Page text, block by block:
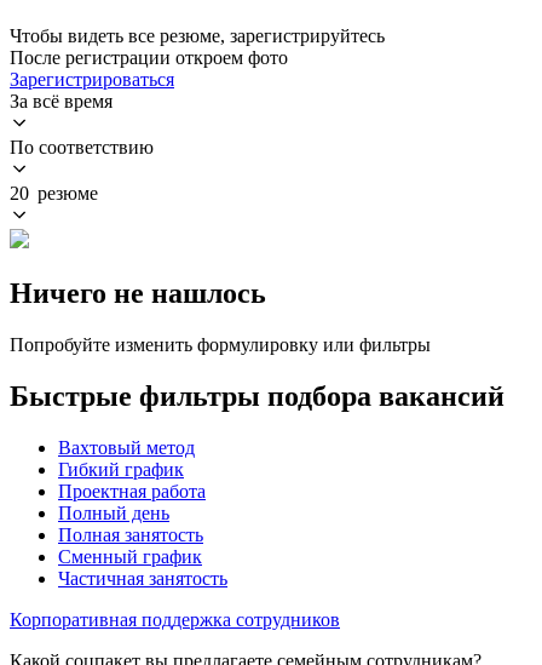
Чтобы видеть все резюме, зарегистрируйтесь
После регистрации откроем фото
Зарегистрироваться
За всё время
По соответствию
20 резюме
Ничего не нашлось
Попробуйте изменить формулировку или фильтры
Быстрые фильтры подбора вакансий
Вахтовый метод
Гибкий график
Проектная работа
Полный день
Полная занятость
Сменный график
Частичная занятость
Корпоративная поддержка сотрудников
Какой соцпакет вы предлагаете семейным сотрудникам?